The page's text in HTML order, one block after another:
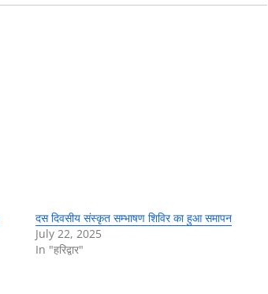
दस दिवसीय संस्कृत सम्भाषण शिविर का हुआ समापन
July 22, 2025
In "हरिद्वार"